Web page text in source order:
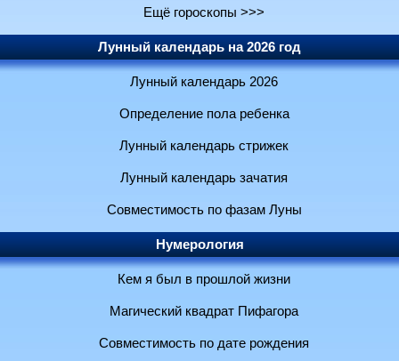
Ещё гороскопы >>>
Лунный календарь на 2026 год
Лунный календарь 2026
Определение пола ребенка
Лунный календарь стрижек
Лунный календарь зачатия
Совместимость по фазам Луны
Нумерология
Кем я был в прошлой жизни
Магический квадрат Пифагора
Совместимость по дате рождения